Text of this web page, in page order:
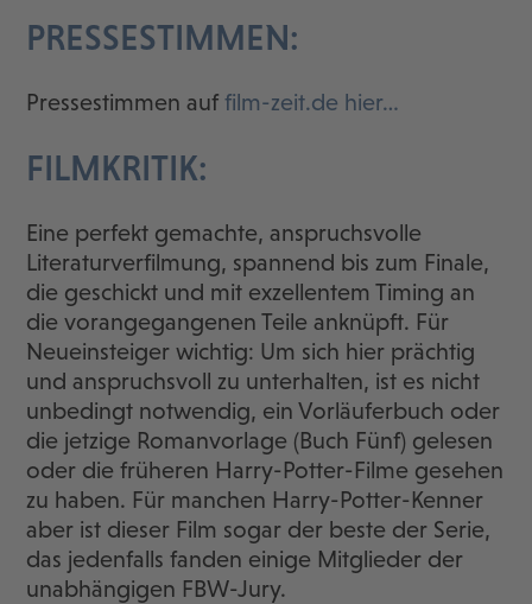
PRESSESTIMMEN:
Pressestimmen auffilm-zeit.de hier…
FILMKRITIK:
Eine perfekt gemachte, anspruchsvolle
Literaturverfilmung, spannend bis zum Finale,
die geschickt und mit exzellentem Timing an
die vorangegangenen Teile anknüpft. Für
Neueinsteiger wichtig: Um sich hier prächtig
und anspruchsvoll zu unterhalten, ist es nicht
unbedingt notwendig, ein Vorläuferbuch oder
die jetzige Romanvorlage (Buch Fünf) gelesen
oder die früheren Harry-Potter-Filme gesehen
zu haben. Für manchen Harry-Potter-Kenner
aber ist dieser Film sogar der beste der Serie,
das jedenfalls fanden einige Mitglieder der
unabhängigen FBW-Jury.